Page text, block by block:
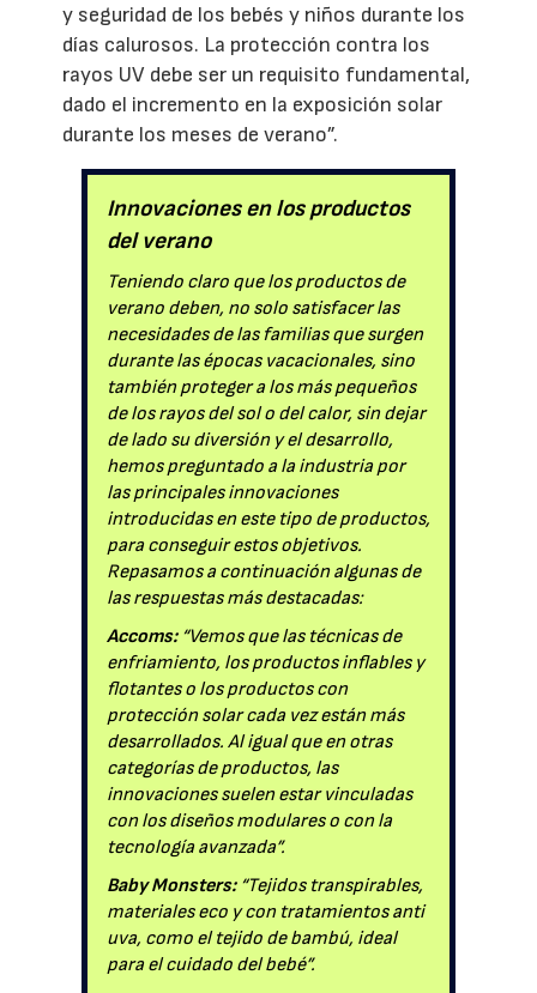
y seguridad de los bebés y niños durante los
días calurosos. La protección contra los
rayos UV debe ser un requisito fundamental,
dado el incremento en la exposición solar
durante los meses de verano”.
Innovaciones en los productos
del verano
Teniendo claro que los productos de
verano deben, no solo satisfacer las
necesidades de las familias que surgen
durante las épocas vacacionales, sino
también proteger a los más pequeños
de los rayos del sol o del calor, sin dejar
de lado su diversión y el desarrollo,
hemos preguntado a la industria por
las principales innovaciones
introducidas en este tipo de productos,
para conseguir estos objetivos.
Repasamos a continuación algunas de
las respuestas más destacadas:
Accoms: “Vemos que las técnicas de
enfriamiento, los productos inflables y
flotantes o los productos con
protección solar cada vez están más
desarrollados. Al igual que en otras
categorías de productos, las
innovaciones suelen estar vinculadas
con los diseños modulares o con la
tecnología avanzada”.
Baby Monsters:“Tejidos transpirables,
materiales eco y con tratamientos anti
uva, como el tejido de bambú, ideal
para el cuidado del bebé”.